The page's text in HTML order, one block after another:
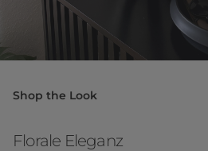
Shop the Look
Florale Eleganz